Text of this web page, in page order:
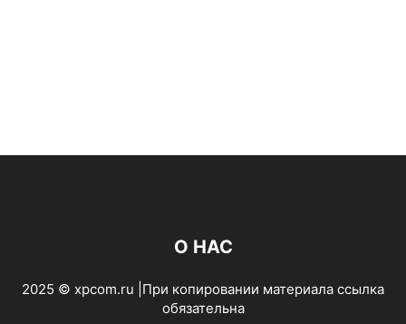
О НАС
2025 © xpcom.ru |При копировании материала ссылка
обязательна